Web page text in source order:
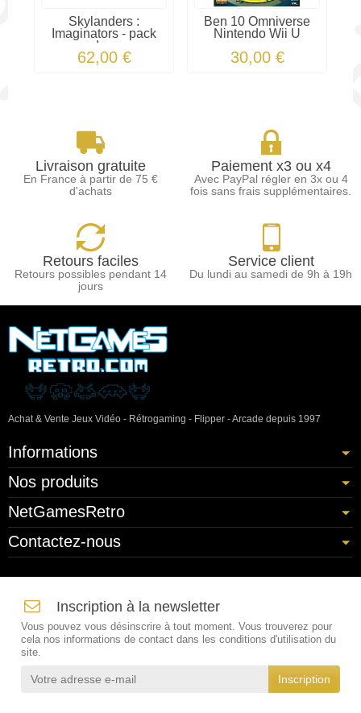
Skylanders :
Imaginators - pack
de...
62,00 €
Ben 10 Omniverse
Nintendo Wii U
30,00 €
Livraison gratuite
En France à partir de 75 €
d'achats
Paiement x3 ou x4
Avec PayPal régler en 3x ou 4
fois sans frais supplémentaires.
Retours faciles
Retours possibles pendant 14
jours
Service client
Du lundi au samedi de 9h à 19h
Achat & Vente Jeux Vidéo - Rétrogaming - Flipper - Arcade depuis 1997
Informations
Nos produits
NetGamesRetro
Contactez-nous
Inscription à la newsletter
Vous pouvez vous désinscrire à tout moment. Vous trouverez pour
cela nos informations de contact dans les conditions d'utilisation du
site.